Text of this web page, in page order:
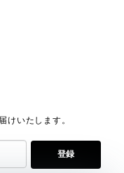
けいたします。
登録